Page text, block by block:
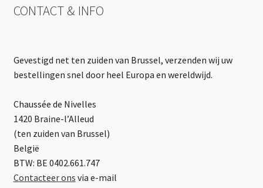
CONTACT & INFO
Gevestigd net ten zuiden van Brussel, verzenden wij uw
bestellingen snel door heel Europa en wereldwijd.
Chaussée de Nivelles
1420 Braine-l’Alleud
(ten zuiden van Brussel)
België
BTW: BE 0402.661.747
Contacteer ons via e-mail